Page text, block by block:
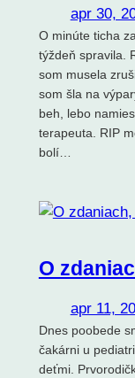
apr 30,
O minúte ticha
týždeň spravila.
som musela
som šla na
beh, lebo
terapeuta. RIP
bolí…
O
apr 11,
Dnes poobede
čakárni u
deťmi.